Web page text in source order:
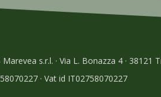
s.r.l. · Via L. Bonazza 4 · 38121
· Vat id IT02758070227